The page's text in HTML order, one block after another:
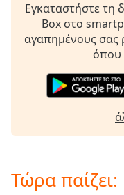
subtitles
settings,
opens
settings
dialog
selected
Track
Εγκαταστήστε τη
Box στο
αγαπημένους σας
όπου
Τώρα παίζει: